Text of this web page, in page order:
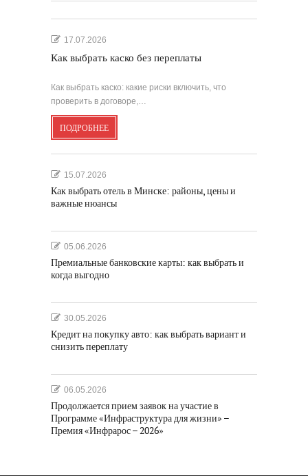
17.07.2026
Как выбрать каско без переплаты
Как выбрать каско: какие риски включить, что
проверить в договоре,…
ПОДРОБНЕЕ
15.07.2026
Как выбрать отель в Минске: районы, цены и
важные нюансы
05.06.2026
Премиальные банковские карты: как выбрать и
когда выгодно
30.05.2026
Кредит на покупку авто: как выбрать вариант и
снизить переплату
06.05.2026
Продолжается прием заявок на участие в
Программе «Инфраструктура для жизни» –
Премия «Инфрарос – 2026»